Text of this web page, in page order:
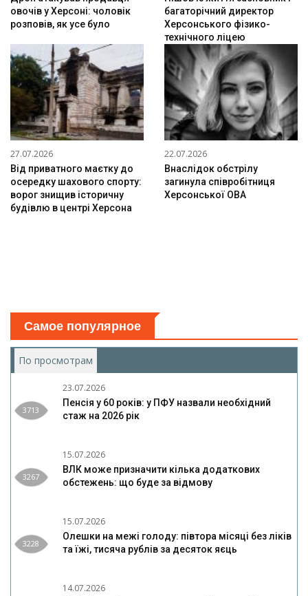
овочів у Херсоні: чоловік
розповів, як усе було
багаторічний директор
Херсонського фізико-
технічного ліцею
27.07.2026
Від приватного маєтку до
осередку шахового спорту:
ворог знищив історичну
будівлю в центрі Херсона
22.07.2026
Внаслідок обстрілу
загинула співробітниця
Херсонської ОВА
Самое популярное
По просмотрам
3713
23.07.2026
Пенсія у 60 років: у ПФУ назвали необхідний
стаж на 2026 рік
3267
15.07.2026
ВЛК може призначити кілька додаткових
обстежень: що буде за відмову
3228
15.07.2026
Олешки на межі голоду: півтора місяці без ліків
та їжі, тисяча рублів за десяток яєць
14.07.2026